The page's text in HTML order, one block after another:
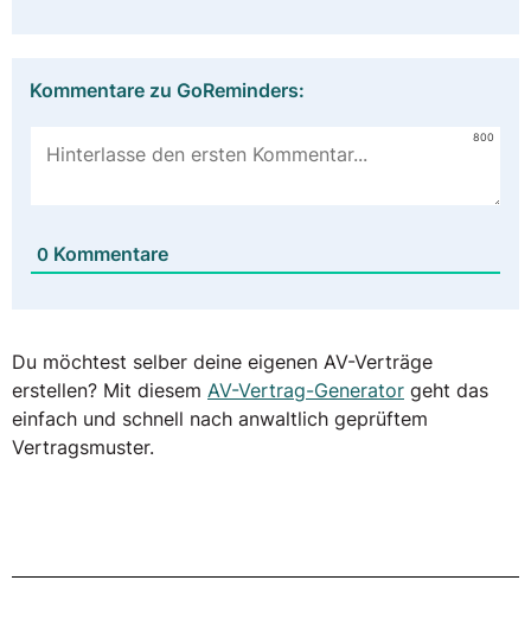
Kommentare zu GoReminders:
800
0 Kommentare
Du möchtest selber deine eigenen AV-Verträge
erstellen? Mit diesem AV-Vertrag-Generator geht das
einfach und schnell nach anwaltlich geprüftem
Vertragsmuster.